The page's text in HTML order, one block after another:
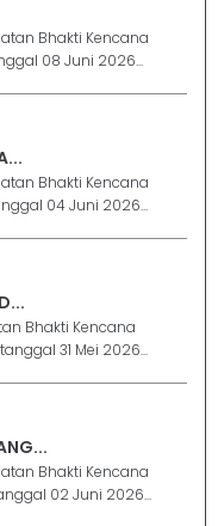
Bhakti Kencana
08 Juni 2026...
Bhakti Kencana
04 Juni 2026...
Bhakti Kencana
31 Mei 2026...
Bhakti Kencana
02 Juni 2026...